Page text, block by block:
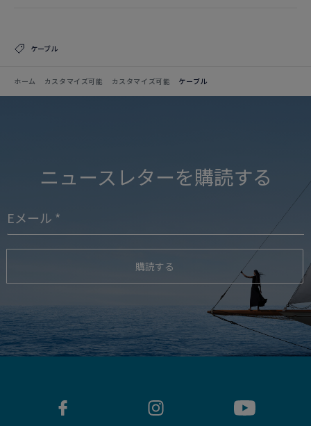
ケーブル
ホーム カスタマイズ可能 カスタマイズ可能 ケーブル
ニュースレターを購読する
購読する